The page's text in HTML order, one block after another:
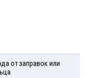
от заправок или